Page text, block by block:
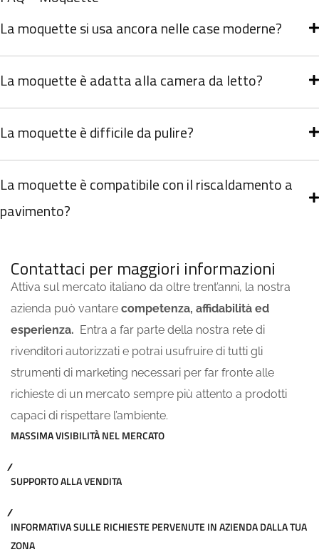
La moquette si usa ancora nelle case moderne?
La moquette è adatta alla camera da letto?
La moquette è difficile da pulire?
La moquette è compatibile con il riscaldamento a
pavimento?
Contattaci per maggiori informazioni
Attiva sul mercato italiano da oltre trent’anni, la nostra
azienda può vantare competenza, affidabilità ed
esperienza. Entra a far parte della nostra rete di
rivenditori autorizzati e potrai usufruire di tutti gli
strumenti di marketing necessari per far fronte alle
richieste di un mercato sempre più attento a prodotti
capaci di rispettare l’ambiente.
MASSIMA VISIBILITÀ NEL MERCATO
SUPPORTO ALLA VENDITA
INFORMATIVA SULLE RICHIESTE PERVENUTE IN AZIENDA DALLA TUA
ZONA